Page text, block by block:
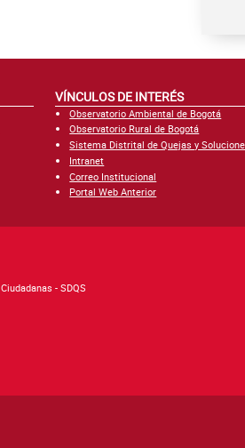
VÍNCULOS DE INTERÉS
Observatorio Ambiental de Bogotá
Observatorio Rural de Bogotá
Sistema Distrital de Quejas y
Intranet
Correo Institucional
Portal Web Anterior
- SDQS